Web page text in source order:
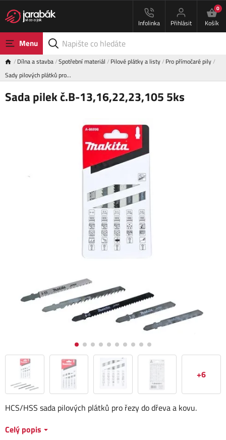
Infolinka Přihlásit
0
Košík
Menu
Dílna a stavba Spotřební materiál Pilové plátky a listy Pro přímočaré pily
Sady pilových plátků pro…
Sada pilek č.B-13,16,22,23,105 5ks
+6
HCS/HSS sada pilových plátků pro řezy do dřeva a kovu.
Celý popis